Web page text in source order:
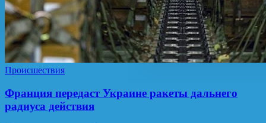
Происшествия
Франция передаст Украине ракеты дальнего
радиуса действия